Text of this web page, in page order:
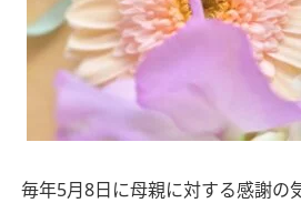
毎年5月8日に母親に対する感謝の